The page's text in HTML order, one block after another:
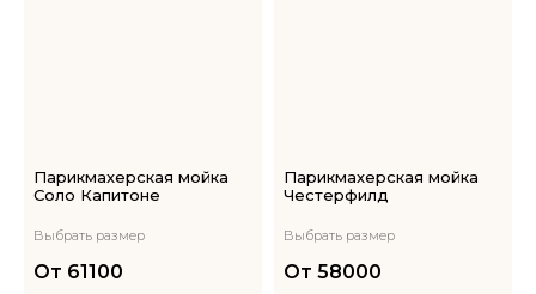
Парикмахерская мойка
Соло Капитоне
Выбрать размер
От 61100
Парикмахерская мойка
Честерфилд
Выбрать размер
От 58000